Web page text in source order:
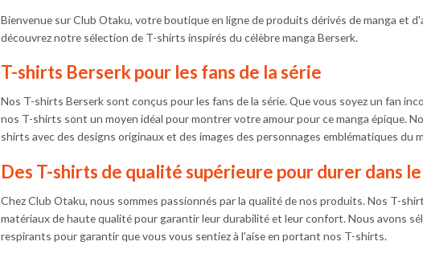
variations.
Les
peuvent
choisies
sur
la
du
Bienvenue sur Club Otaku, votre boutique en ligne de produits dérivés de manga et
découvrez notre sélection de T-shirts inspirés du célèbre manga Berserk.
T-shirts Berserk pour les fans de la série
Nos T-shirts Berserk sont conçus pour les fans de la série. Que vous soyez un fan
nos T-shirts sont un moyen idéal pour montrer votre amour pour ce manga épique.
shirts avec des designs originaux et des images des personnages emblématiques du
Des T-shirts de qualité supérieure pour durer dans
Chez Club Otaku, nous sommes passionnés par la qualité de nos produits. Nos T-
matériaux de haute qualité pour garantir leur durabilité et leur confort. Nous avons
respirants pour garantir que vous vous sentiez à l'aise en portant nos T-shirts.